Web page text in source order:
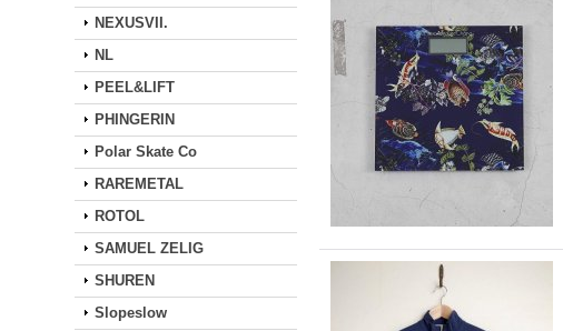
NEXUSVII.
NL
PEEL&LIFT
PHINGERIN
Polar Skate Co
RAREMETAL
ROTOL
SAMUEL ZELIG
SHUREN
Slopeslow